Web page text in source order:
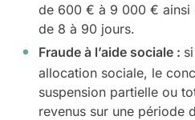
de 600 € à 9 000 € ainsi
de 8 à 90 jours.
Fraude à l’aide sociale :
allocation sociale, le
suspension partielle ou
revenus sur une période